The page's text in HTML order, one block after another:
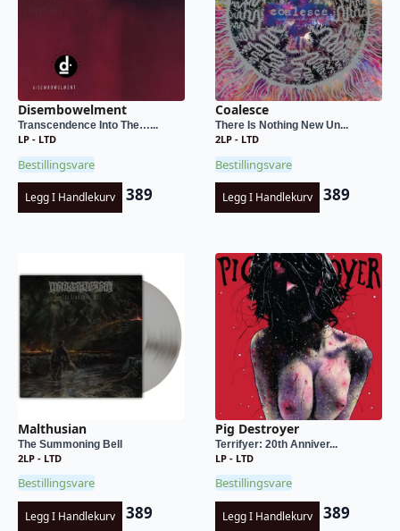
Disembowelment
Transcendence Into The…...
LP - LTD
Bestillingsvare
Legg I Handlekurv 389
Coalesce
There Is Nothing New Un...
2LP - LTD
Bestillingsvare
Legg I Handlekurv 389
Malthusian
The Summoning Bell
2LP - LTD
Bestillingsvare
Legg I Handlekurv 389
Pig Destroyer
Terrifyer: 20th Anniver...
LP - LTD
Bestillingsvare
Legg I Handlekurv 389